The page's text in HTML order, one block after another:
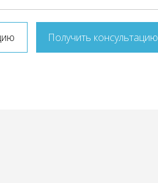
Получить консультацию